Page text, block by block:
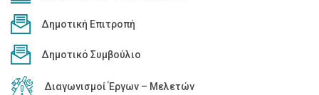
Δημοτική Επιτροπή
Δημοτικό Συμβούλιο
Διαγωνισμοί Έργων – Μελετών